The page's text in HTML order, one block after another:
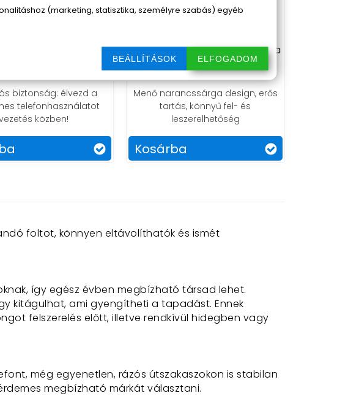
biztonság: élvezd a
telefonhasználatot
közben!
telefontartó üvegre és asztalra
9 490 Ft
Menő narancssárga design, erős
tartás, könnyű fel- és
leszerelhetőség
Kosárba
foltot, könnyen eltávolíthatók és ismét
így egész évben megbízható társad lehet.
kitágulhat, ami gyengítheti a tapadást. Ennek
felszerelés előtt, illetve rendkívül hidegben vagy
még egyenetlen, rázós útszakaszokon is stabilan
megbízható márkát választani.
(marketing, statisztika, személyre szabás) egyéb
BEÁLLÍTÁSOK ELFOGADOM